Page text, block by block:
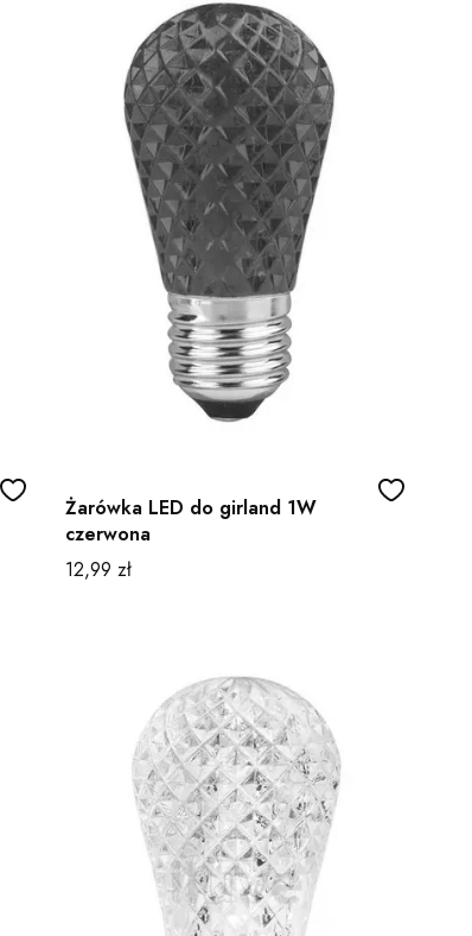
Żarówka LED do girland 1W
czerwona
Cena
12,99 zł